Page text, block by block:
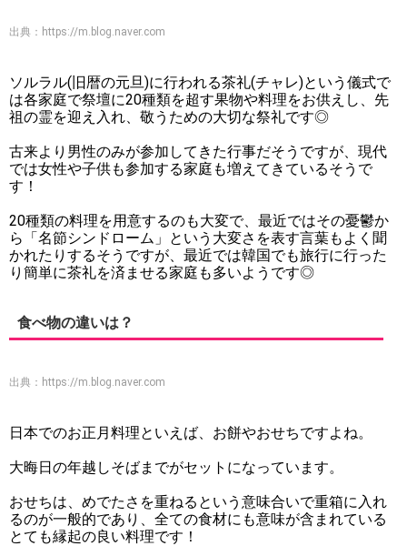
出典： https://m.blog.naver.com
ソルラル(旧暦の元旦)に行われる茶礼(チャレ)という儀式で
は各家庭で祭壇に20種類を超す果物や料理をお供えし、先
祖の霊を迎え入れ、敬うための大切な祭礼です◎
古来より男性のみが参加してきた行事だそうですが、現代
では女性や子供も参加する家庭も増えてきているそうで
す！
20種類の料理を用意するのも大変で、最近ではその憂鬱か
ら「名節シンドローム」という大変さを表す言葉もよく聞
かれたりするそうですが、最近では韓国でも旅行に行った
り簡単に茶礼を済ませる家庭も多いようです◎
食べ物の違いは？
出典： https://m.blog.naver.com
日本でのお正月料理といえば、お餅やおせちですよね。
大晦日の年越しそばまでがセットになっています。
おせちは、めでたさを重ねるという意味合いで重箱に入れ
るのが一般的であり、全ての食材にも意味が含まれている
とても縁起の良い料理です！